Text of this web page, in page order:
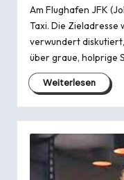
Am Flughafen JFK
Taxi. Die
verwundert
über graue, holprige
Weiterlesen